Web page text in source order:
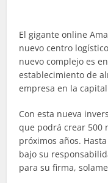
El gigante online
nuevo centro
nuevo complejo es
establecimiento de
empresa en la
Con esta nueva
que podrá crear 500
próximos años.
bajo su
para su firma,